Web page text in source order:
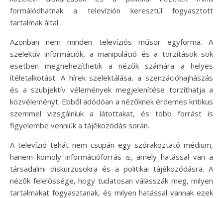
formálódhatnak a televízión keresztül fogyasztott
tartalmak által.
Azonban nem minden televíziós műsor egyforma. A
szelektív információk, a manipuláció és a torzítások sok
esetben megnehezíthetik a nézők számára a helyes
ítéletalkotást. A hírek szelektálása, a szenzációhajhászás
és a szubjektív vélemények megjelenítése torzíthatja a
közvéleményt. Ebből adódóan a nézőknek érdemes kritikus
szemmel vizsgálniuk a látottakat, és több forrást is
figyelembe venniük a tájékozódás során.
A televízió tehát nem csupán egy szórakoztató médium,
hanem komoly információforrás is, amely hatással van a
társadalmi diskurzusokra és a politikai tájékozódásra. A
nézők felelőssége, hogy tudatosan válasszák meg, milyen
tartalmakat fogyasztanak, és milyen hatással vannak ezek